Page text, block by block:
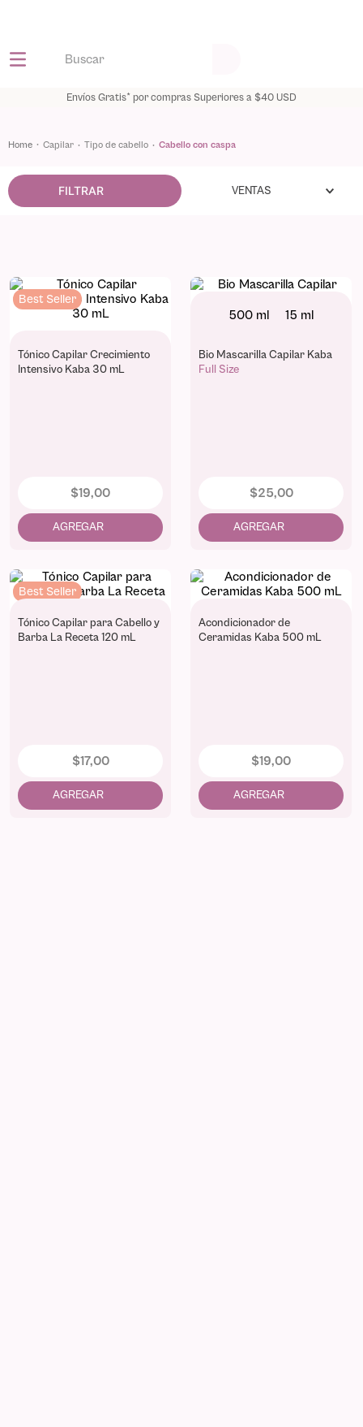
Envíos Gratis* por compras Superiores a $40 USD
capilar tipo de cabello cabello con caspa
FILTRAR VENTAS
Best Seller
Tónico Capilar Crecimiento
Intensivo Kaba 30 mL
$19,00
500 ml 15 ml
Bio Mascarilla Capilar Kaba
Full Size
$25,00
Best Seller
Tónico Capilar para Cabello y
Barba La Receta 120 mL
$17,00
Acondicionador de
Ceramidas Kaba 500 mL
$19,00